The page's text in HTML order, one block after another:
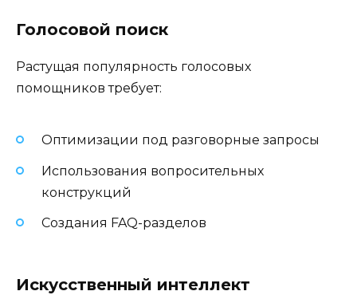
Голосовой поиск
Растущая популярность голосовых
помощников требует:
Оптимизации под разговорные запросы
Использования вопросительных
конструкций
Создания FAQ-разделов
Искусственный интеллект